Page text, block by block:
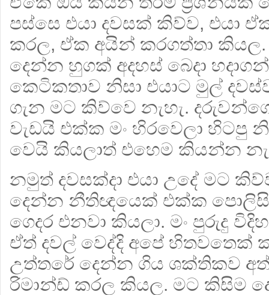
පස්සෙ එයා දවසක් කිව්ව, එයා
කරල, ඒක අයින් කරගත්තා කියල.
දෙන්න හුගක් අදහස් බෙදා
කෙටිකතාව නිසා එයාට මුල්
ගැන මට කිව්වෙ නැහැ.
වැඩයි එක්ක මං හිරවෙලා හිටපු
වෙයි කියලාත් එහෙම කියන්න
නමුත් දවසක්දා එයා උදේ මට
දෙන්න නීතිඥයෙක් එක්ක
ගෙදර එනවා කියලා. මං පුරුදු
ඒත් දවල් වෙද්දි අපේ හිතවතෙක්
උත්තරේ දෙන්න ගිය ශක්තිකව
රිමාන්ඩ් කරල කියල. මට කිසිම